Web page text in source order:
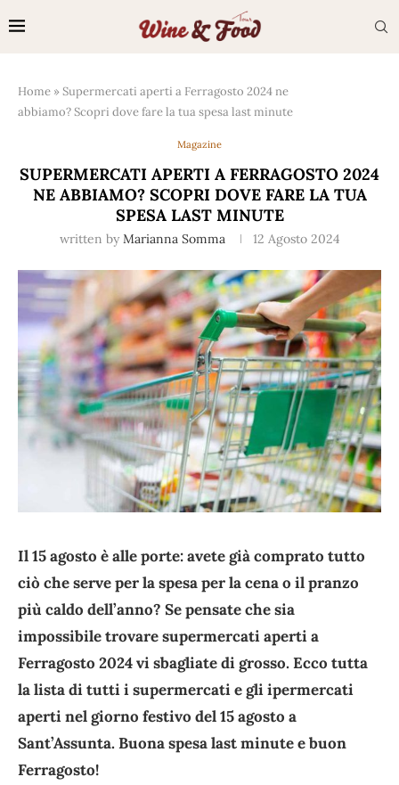
Home »Supermercati aperti a Ferragosto 2024 ne
abbiamo? Scopri dove fare la tua spesa last minute
Magazine
SUPERMERCATI APERTI A FERRAGOSTO 2024
NE ABBIAMO? SCOPRI DOVE FARE LA TUA
SPESA LAST MINUTE
written by Marianna Somma 12 Agosto 2024
Il 15 agosto è alle porte: avete già comprato tutto
ciò che serve per la spesa per la cena o il pranzo
più caldo dell’anno? Se pensate che sia
impossibile trovare supermercati aperti a
Ferragosto 2024 vi sbagliate di grosso. Ecco tutta
la lista di tutti i supermercati e gli ipermercati
aperti nel giorno festivo del 15 agosto a
Sant’Assunta. Buona spesa last minute e buon
Ferragosto!